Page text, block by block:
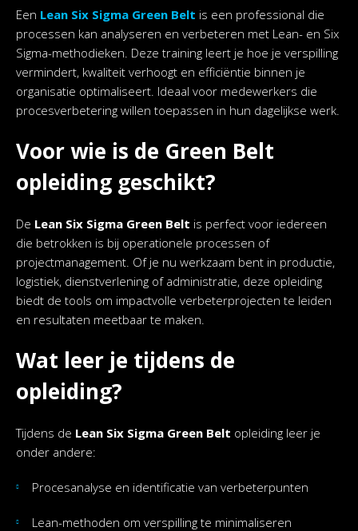
Een Lean Six Sigma Green Belt is een professional die
processen kan analyseren en verbeteren met Lean- en Six
Sigma-methodieken. Deze training leert je hoe je verspilling
vermindert, kwaliteit verhoogt en efficiëntie binnen je
organisatie optimaliseert. Ideaal voor medewerkers die
procesverbetering willen toepassen in hun dagelijkse werk.
Voor wie is de Green Belt
opleiding geschikt?
De Lean Six Sigma Green Belt is perfect voor iedereen
die betrokken is bij operationele processen of
projectmanagement. Of je nu werkzaam bent in productie,
logistiek, dienstverlening of administratie, deze opleiding
biedt de tools om impactvolle verbeterprojecten te leiden
en resultaten meetbaar te maken.
Wat leer je tijdens de
opleiding?
Tijdens de Lean Six Sigma Green Belt opleiding leer je
onder andere:
Procesanalyse en identificatie van verbeterpunten
Lean-methoden om verspilling te minimaliseren